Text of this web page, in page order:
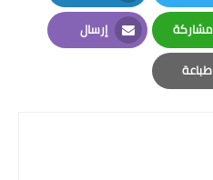
Twitter
LinkedIn
مشاركة
Whatsapp
إرسال
Email
طباعة
Print